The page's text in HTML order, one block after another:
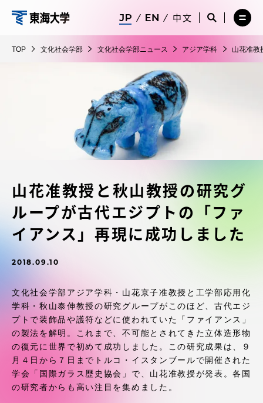
化
中文
サ
検
索
サ
イ
索
を
メ
ー
を
TOP 文化社会学部 文化社会学部ニュース アジア学科 山花准教
山花准教授と秋山教授の研究グ
ループが古代エジプトの「ファ
イアンス」再現に成功しました
2018.09.10
文化社会学部アジア学科・山花京子准教授と工学部応用化
学科・秋山泰伸教授の研究グループがこのほど、古代エジ
プトで装飾品や護符などに使われていた「ファイアンス」
の製法を解明。これまで、不可能とされてきた立体造形物
の復元に世界で初めて成功しました。この研究成果は、９
月４日から７日までトルコ・イスタンブールで開催された
学会「国際ガラス歴史協会」で、山花准教授が発表。各国
の研究者からも高い注目を集めました。
メ
ニ
を
閉
在学生・保護者向けポータル（TIPS）
受験・入学案内
教員・研究者ガイド
大学の概要
教育・研究
受験・入学案内
学生生活
グローバルネットワーク
学外連携